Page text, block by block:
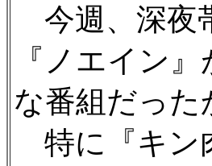
今週、深夜
『ノエイン
な番組だった
特に『キン